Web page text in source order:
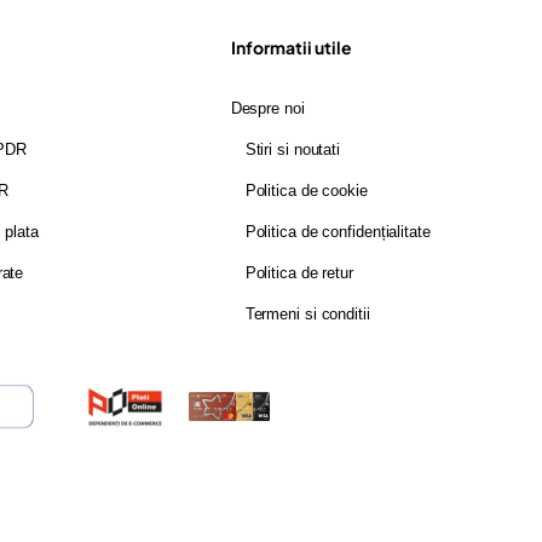
plata
Informatii utile
Despre noi
Stiri si noutati
Politica de cookie
Politica de confidențialitate
Politica de retur
Termeni si conditii